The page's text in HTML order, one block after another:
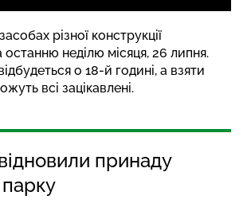
різної конструкції
неділю місяця, 26 липня.
о 18-й годині, а взяти
всі зацікавлені.
принаду